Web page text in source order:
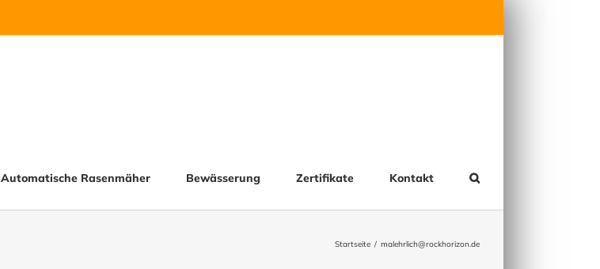
Automatische Rasenmäher Bewässerung Zertifikate Kontakt
Startseite malehrlich@rockhorizon.de